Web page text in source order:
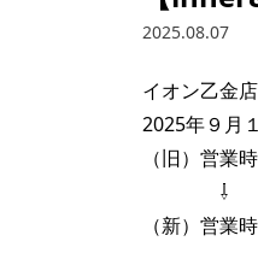
2025.08.07
イオン乙金
2025年９月
（旧）営業
⇩
（新）営業